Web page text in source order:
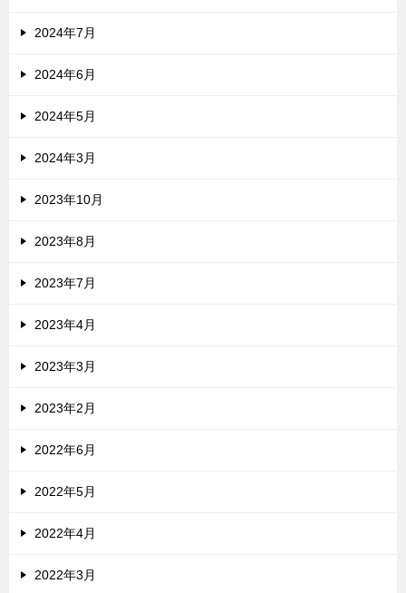
2024年7月
2024年6月
2024年5月
2024年3月
2023年10月
2023年8月
2023年7月
2023年4月
2023年3月
2023年2月
2022年6月
2022年5月
2022年4月
2022年3月